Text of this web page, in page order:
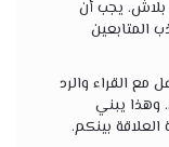
بلاش. يجب أن
المتابعين
مع القراء والرد
وهذا يبني
بينكم.